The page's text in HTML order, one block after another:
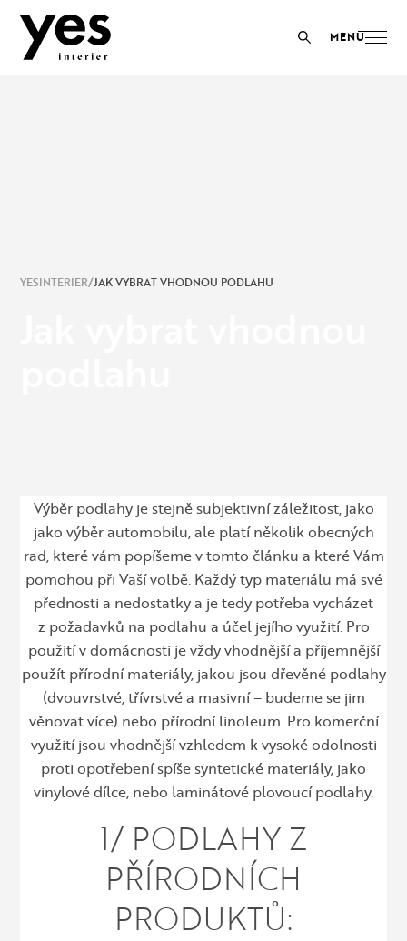
YESINTERIER JAK VYBRAT VHODNOU PODLAHU
Výběr podlahy je stejně subjektivní záležitost, jako
jako výběr automobilu, ale platí několik obecných
rad, které vám popíšeme v tomto článku a které Vám
pomohou při Vaší volbě. Každý typ materiálu má své
přednosti a nedostatky a je tedy potřeba vycházet
z požadavků na podlahu a účel jejího využití. Pro
použití v domácnosti je vždy vhodnější a příjemnější
použít přírodní materiály, jakou jsou dřevěné podlahy
(dvouvrstvé, třívrstvé a masivní – budeme se jim
věnovat více) nebo přírodní linoleum. Pro komerční
využití jsou vhodnější vzhledem k vysoké odolnosti
proti opotřebení spíše syntetické materiály, jako
vinylové dílce, nebo laminátové plovoucí podlahy.
1/ PODLAHY Z
PŘÍRODNÍCH
PRODUKTŮ: